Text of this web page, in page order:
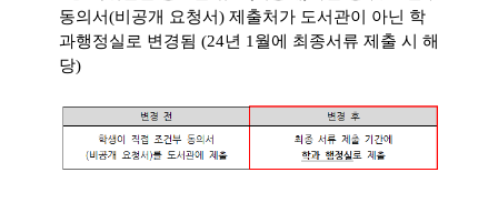
동의서(비공개 요청서) 제출처가 도서관이 아닌 학
과행정실로 변경됨 (24년 1월에 최종서류 제출 시 해
당)